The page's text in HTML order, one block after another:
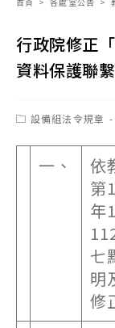
行政院修正
資料保護聯
Post設備組法令規章
一、
依
第
年
七
明
修